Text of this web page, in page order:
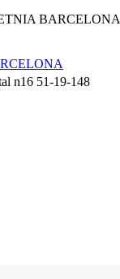
BARCELONA
n16 51-19-148